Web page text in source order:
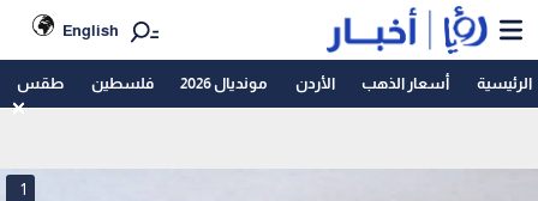
English
الرئيسية أسعار الذهب الأردن مونديال 2026 فلسطين طقس
1